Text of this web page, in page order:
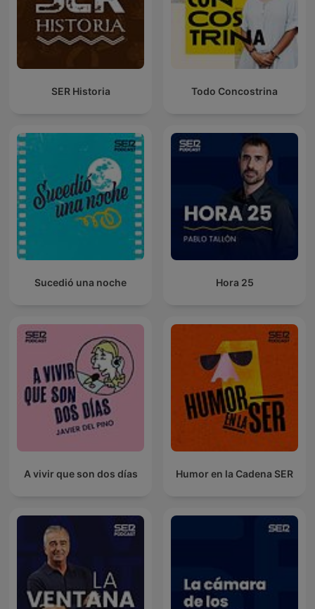
SER Historia Todo Concostrina
Sucedió una noche Hora 25
A vivir que son dos días Humor en la Cadena SER